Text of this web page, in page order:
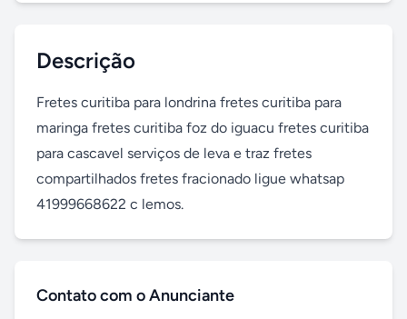
Descrição
Fretes curitiba para londrina fretes curitiba para
maringa fretes curitiba foz do iguacu fretes curitiba
para cascavel serviços de leva e traz fretes
compartilhados fretes fracionado ligue whatsap
41999668622 c lemos.
Contato com o Anunciante